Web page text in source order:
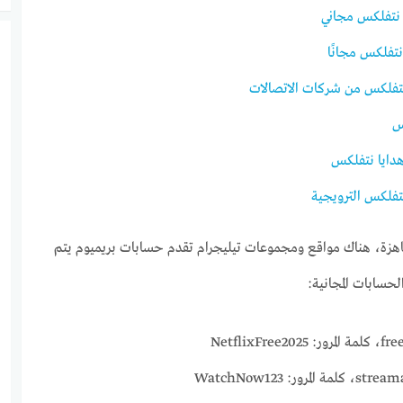
مجاني
مجانًا
من شركات الاتصالات
نتفلكس
الترويجية
هناك مواقع ومجموعات تيليجرام تقدم حسابات بريميوم يتم
المجانية: